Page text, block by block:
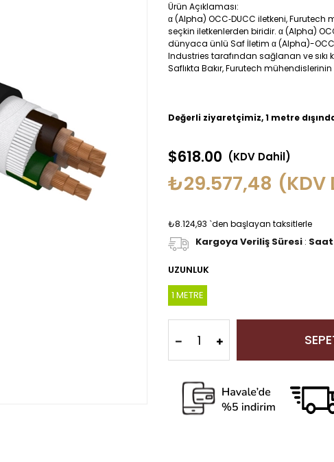
Ürün Açıklaması:
α (Alpha) OCC‐DUCC iletkeni,
seçkin iletkenlerden biridir. α (Alpha)
dünyaca ünlü Saf İletim α (Alpha)-
Industries tarafından sağlanan ve sıkı
Saflıkta Bakır, Furutech
Değerli ziyaretçimiz, 1 metre
$618.00 (KDV Dahil)
₺29.577,48 (KDV
₺8.124,93 `den başlayan taksitlerle
Kargoya Veriliş Süresi : Saat
UZUNLUK
1 METRE